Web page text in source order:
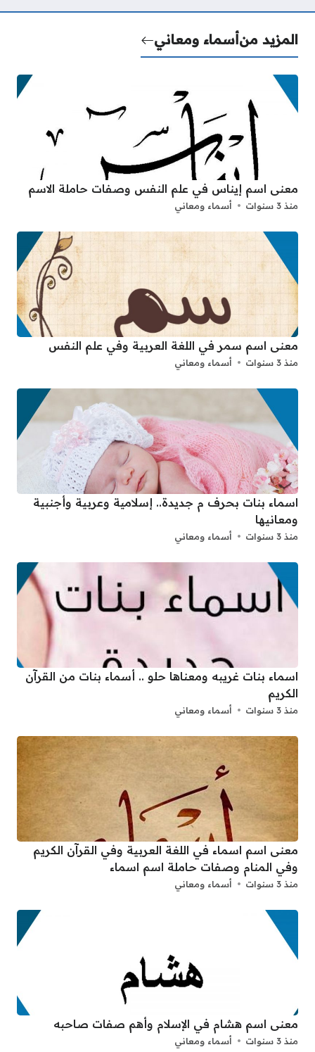
المزيد منأسماء ومعاني
معنى اسم إيناس في علم النفس وصفات حاملة الاسم
منذ 3 سنوات أسماء ومعاني
معنى اسم سمر في اللغة العربية وفي علم النفس
منذ 3 سنوات أسماء ومعاني
اسماء بنات بحرف م جديدة.. إسلامية وعربية وأجنبية
ومعانيها
منذ 3 سنوات أسماء ومعاني
اسماء بنات غريبه ومعناها حلو .. أسماء بنات من القرآن
الكريم
منذ 3 سنوات أسماء ومعاني
معنى اسم اسماء في اللغة العربية وفي القرآن الكريم
وفي المنام وصفات حاملة اسم اسماء
منذ 3 سنوات أسماء ومعاني
معنى اسم هشام في الإسلام وأهم صفات صاحبه
منذ 3 سنوات أسماء ومعاني